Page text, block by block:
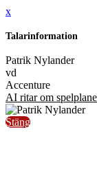
x
Talarinformation
Patrik Nylander
vd
Accenture
AI ritar om
Stäng